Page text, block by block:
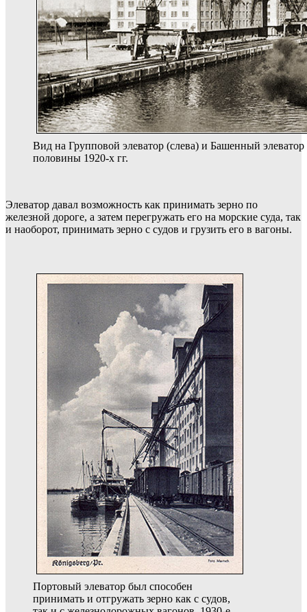
Вид на Групповой элеватор (слева) и Башенный
половины 1920-х гг.
Элеватор давал возможность как принимать зерно по
железной дороге, а затем перегружать его на морские суда, так
и наоборот, принимать зерно с судов и грузить его в вагоны.
Портовый элеватор был способен
принимать и отгружать зерно как с судов,